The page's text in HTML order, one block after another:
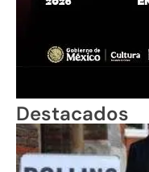
Destacados